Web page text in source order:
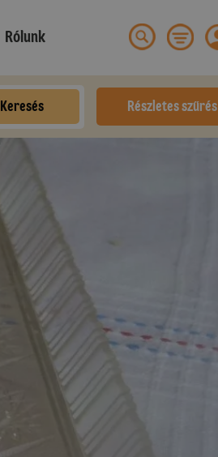
Rólunk
Keresés Részletes szűrés